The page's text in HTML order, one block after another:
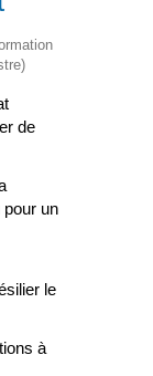
de
pour un
le
à